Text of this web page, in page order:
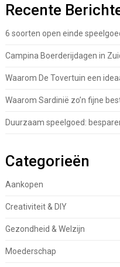
Recente
6 soorten open einde
Campina Boerderijdagen in
Waarom De Tovertuin een
Waarom Sardinië zo’n fijne
Duurzaam speelgoed:
Categorieën
Aankopen
Creativiteit & DIY
Gezondheid & Welzijn
Moederschap